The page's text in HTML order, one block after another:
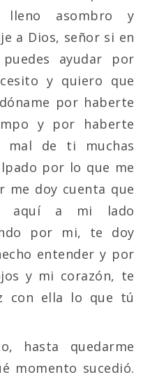
lleno asombro y
a Dios, señor si en
ayudar por
y quiero que
por haberte
y por haberte
mal de ti muchas
por lo que me
me doy cuenta que
aquí a mi lado
por mi, te doy
entender y por
y mi corazón, te
con ella lo que tú
hasta quedarme
momento sucedió.